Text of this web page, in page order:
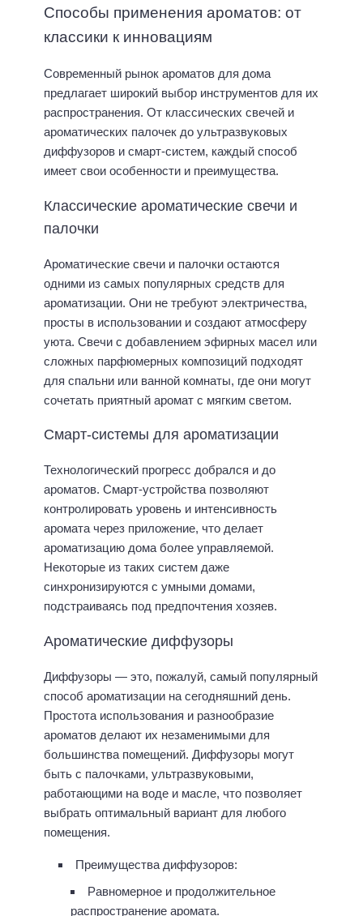
Способы применения ароматов: от
классики к инновациям
Современный рынок ароматов для дома
предлагает широкий выбор инструментов для их
распространения. От классических свечей и
ароматических палочек до ультразвуковых
диффузоров и смарт-систем, каждый способ
имеет свои особенности и преимущества.
Классические ароматические свечи и
палочки
Ароматические свечи и палочки остаются
одними из самых популярных средств для
ароматизации. Они не требуют электричества,
просты в использовании и создают атмосферу
уюта. Свечи с добавлением эфирных масел или
сложных парфюмерных композиций подходят
для спальни или ванной комнаты, где они могут
сочетать приятный аромат с мягким светом.
Смарт-системы для ароматизации
Технологический прогресс добрался и до
ароматов. Смарт-устройства позволяют
контролировать уровень и интенсивность
аромата через приложение, что делает
ароматизацию дома более управляемой.
Некоторые из таких систем даже
синхронизируются с умными домами,
подстраиваясь под предпочтения хозяев.
Ароматические диффузоры
Диффузоры — это, пожалуй, самый популярный
способ ароматизации на сегодняшний день.
Простота использования и разнообразие
ароматов делают их незаменимыми для
большинства помещений. Диффузоры могут
быть с палочками, ультразвуковыми,
работающими на воде и масле, что позволяет
выбрать оптимальный вариант для любого
помещения.
Преимущества диффузоров:
Равномерное и продолжительное
распространение аромата.